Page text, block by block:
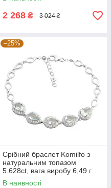
2 268 ₴ 3 024 ₴
–25%
Срібний браслет Komilfo з
натуральним топазом
5.628ct, вага виробу 6,49 г
(2182122) 1720 розмір
В наявності